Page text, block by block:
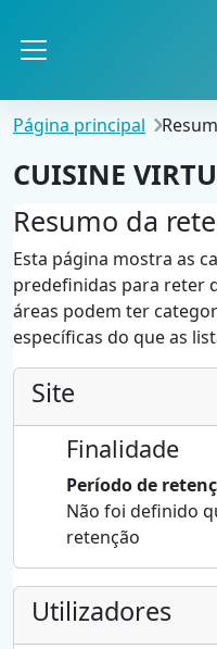
Página principal
CUISINE
Resumo da
Esta página mostra as
predefinidas para reter
áreas podem ter
específicas do que as
Site
Finalidade
Período de
Não foi definido
retenção
Utilizadores